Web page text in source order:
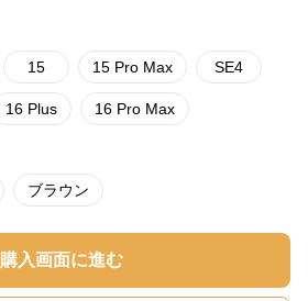
15 15 Pro Max SE4
16 Plus 16 Pro Max
ブラウン
購入画面に進む